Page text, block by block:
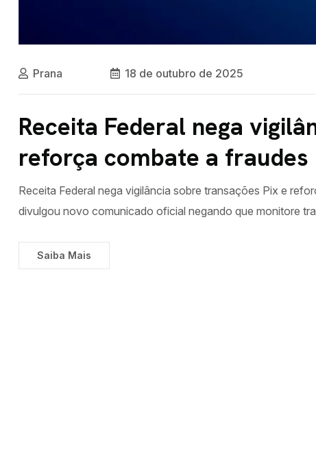
Prana 18 de outubro de 2025
Receita Federal nega
reforça combate a fraudes
Receita Federal nega vigilância sobre transações Pix e
divulgou novo comunicado oficial negando que monitore
Saiba Mais